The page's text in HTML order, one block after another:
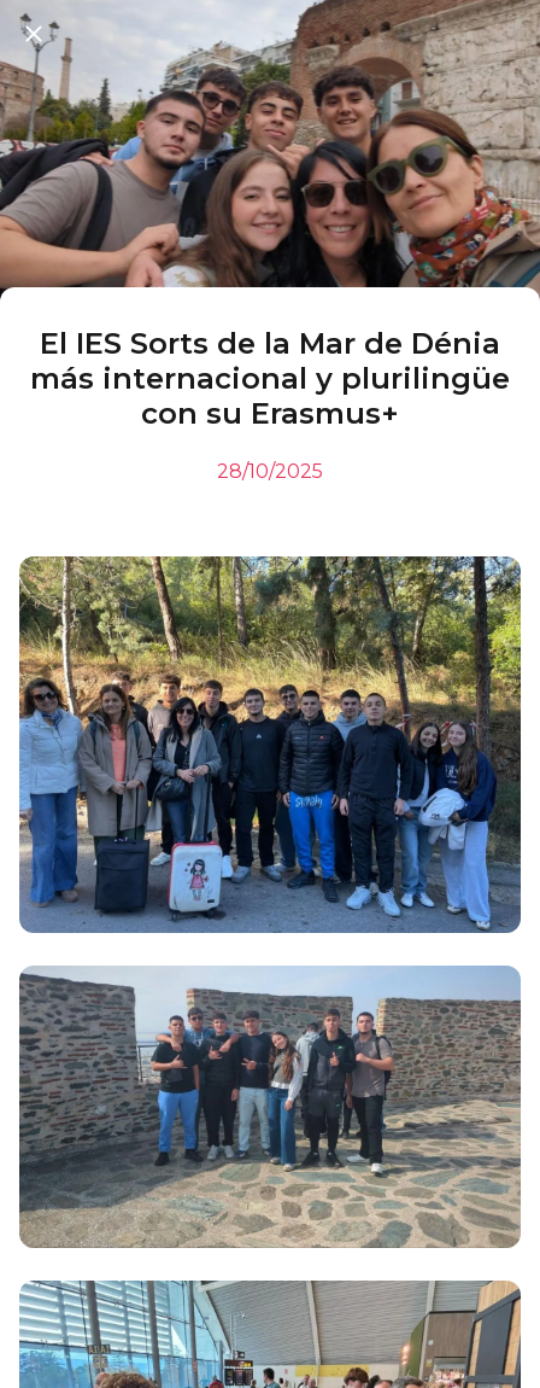
El IES Sorts de la Mar de Dénia
más internacional y plurilingüe
con su Erasmus+
28/10/2025